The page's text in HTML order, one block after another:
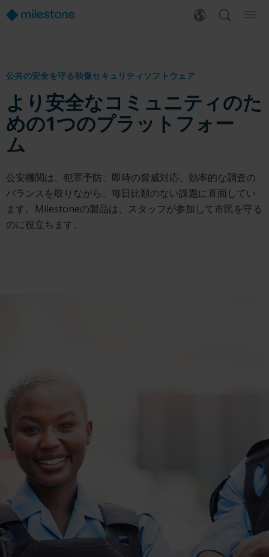
公共の安全を守る映像セキュリティソフトウェア
より安全なコミュニティのた
めの1つのプラットフォー
ム
公安機関は、犯罪予防、即時の脅威対応、効率的な調査の
バランスを取りながら、毎日比類のない課題に直面してい
ます。Milestoneの製品は、スタッフが参加して市民を守る
のに役立ちます。